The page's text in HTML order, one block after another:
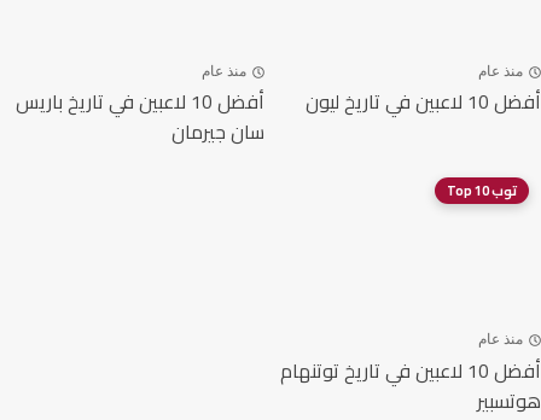
عام
تاريخ ليون
منذ عام
أفضل 10 لاعبين في تاريخ باريس
سان جيرمان
توب 10 Top
عام
أفضل 10 لاعبين في تاريخ توتنهام